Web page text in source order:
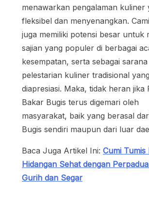
menawarkan pengalaman kuliner
fleksibel dan menyenangkan.
juga memiliki potensi besar untuk
sajian yang populer di berbagai
kesempatan, serta sebagai sarana
pelestarian kuliner tradisional
diapresiasi. Maka, tidak heran jika
Bakar Bugis terus digemari oleh
masyarakat, baik yang berasal
Bugis sendiri maupun dari luar
Baca Juga Artikel Ini: Cumi Tumis
Hidangan Sehat dengan
Gurih dan Segar